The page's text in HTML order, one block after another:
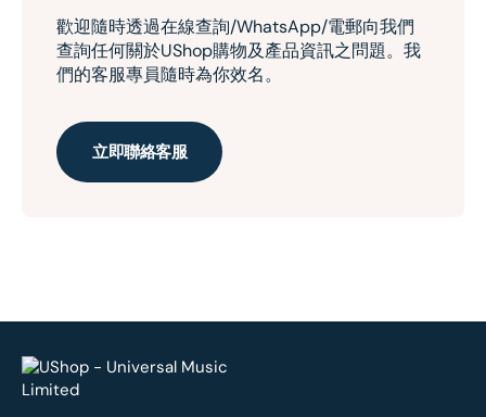
歡迎隨時透過在線查詢/WhatsApp/電郵向我們
查詢任何關於UShop購物及產品資訊之問題。我
們的客服專員隨時為你效名。
立即聯絡客服